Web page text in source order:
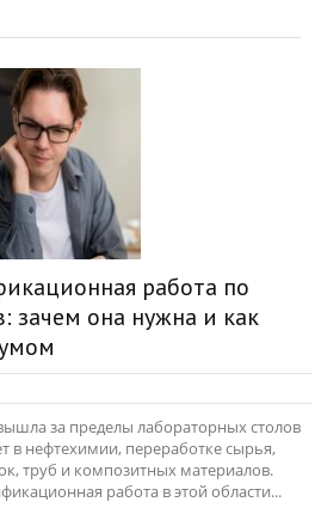
работа по
она нужна и как
за пределы лабораторных столов
в нефтехимии, переработке сырья,
труб и композитных материалов.
работа в этой области...